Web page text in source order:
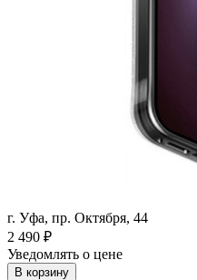
г. Уфа, пр. Октября, 44
2 490 ₽
Уведомлять о цене
В корзину